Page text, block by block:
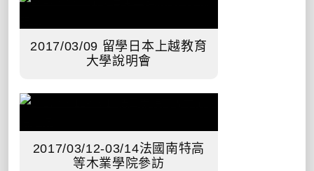
2017/03/09 留學日本上越教育
大學說明會
2017/03/12-03/14法國南特高
等木業學院參訪